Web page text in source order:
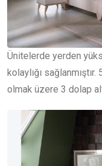
Ünitelerde yerden
kolaylığı
olmak üzere 3 dolap